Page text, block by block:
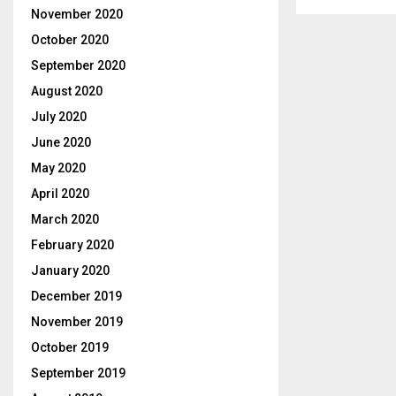
November 2020
October 2020
September 2020
August 2020
July 2020
June 2020
May 2020
April 2020
March 2020
February 2020
January 2020
December 2019
November 2019
October 2019
September 2019